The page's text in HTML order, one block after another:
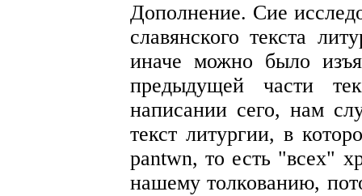
Дополнение. Сие
славянского текста
иначе можно было
предыдущей части
написании сего, нам
текст литургии, в
pantwn, то есть "всех"
нашему толкованию,